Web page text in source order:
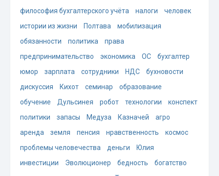
философия бухгалтерского учёта
налоги
человек
истории из жизни
Полтава
мобилизация
обязанности
политика
права
предпринимательство
экономика ОС
бухгалтер
юмор
зарплата сотрудники НДС
бухновости
дискуссия
Кихот семинар
образование
обучение
Дульсинея робот технологии
конспект
политики
запасы Медуза Казначей
агро
аренда
земля пенсия нравственность
космос
проблемы человечества
деньги
Юлия
инвестиции
Эволюционер бедность
богатство